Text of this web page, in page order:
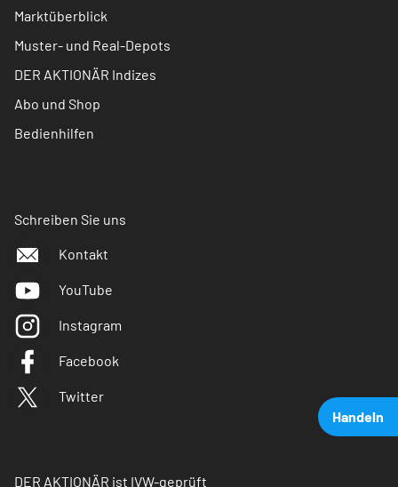
Handeln
Marktüberblick
Muster- und Real-Depots
DER AKTIONÄR Indizes
Abo und Shop
Bedienhilfen
Schreiben Sie uns
Kontakt
YouTube
Instagram
Facebook
Twitter
DER AKTIONÄR ist IVW-geprüft